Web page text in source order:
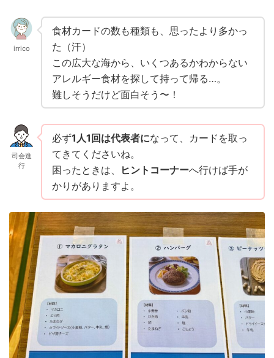
irrico
食材カードの数も種類も、思ったより多かっ
た（汗）
この広大な海から、いくつあるかわからない
アレルギー食材を探して持って帰る…。
難しそうだけど面白そう〜！
司会進
行
必ず1人1回は代表者になって、カードを取っ
てきてくださいね。
困ったときは、
ヒントコーナーへ行けば手が
かりがありますよ。